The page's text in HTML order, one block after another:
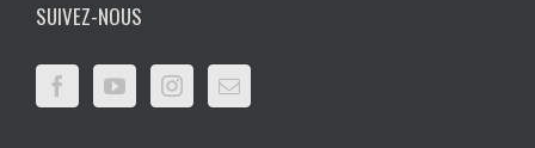
SUIVEZ-NOUS